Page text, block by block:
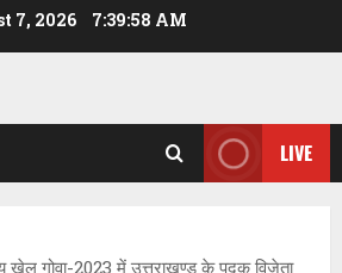
7, 2026 7:39:59 AM
LIVE
खेल गोवा-2023 में उत्तराखण्ड के पदक विजेता